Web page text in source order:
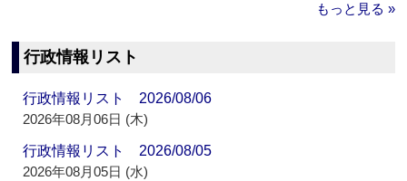
もっと見る »
行政情報リスト
行政情報リスト 2026/08/06
2026年08月06日 (木)
行政情報リスト 2026/08/05
2026年08月05日 (水)